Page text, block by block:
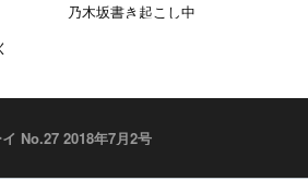
乃木坂書き起こし中
No.27 2018年7月2号